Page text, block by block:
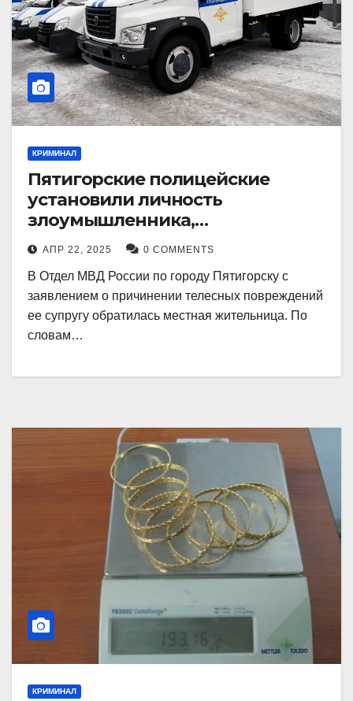
КРИМИНАЛ
Пятигорские полицейские
установили личность
злоумышленника,
причинившего телесные
повреждения местному жителю
АПР 22, 2025 0 COMMENTS
В Отдел МВД России по городу Пятигорску с
заявлением о причинении телесных повреждений
ее супругу обратилась местная жительница. По
словам…
КРИМИНАЛ